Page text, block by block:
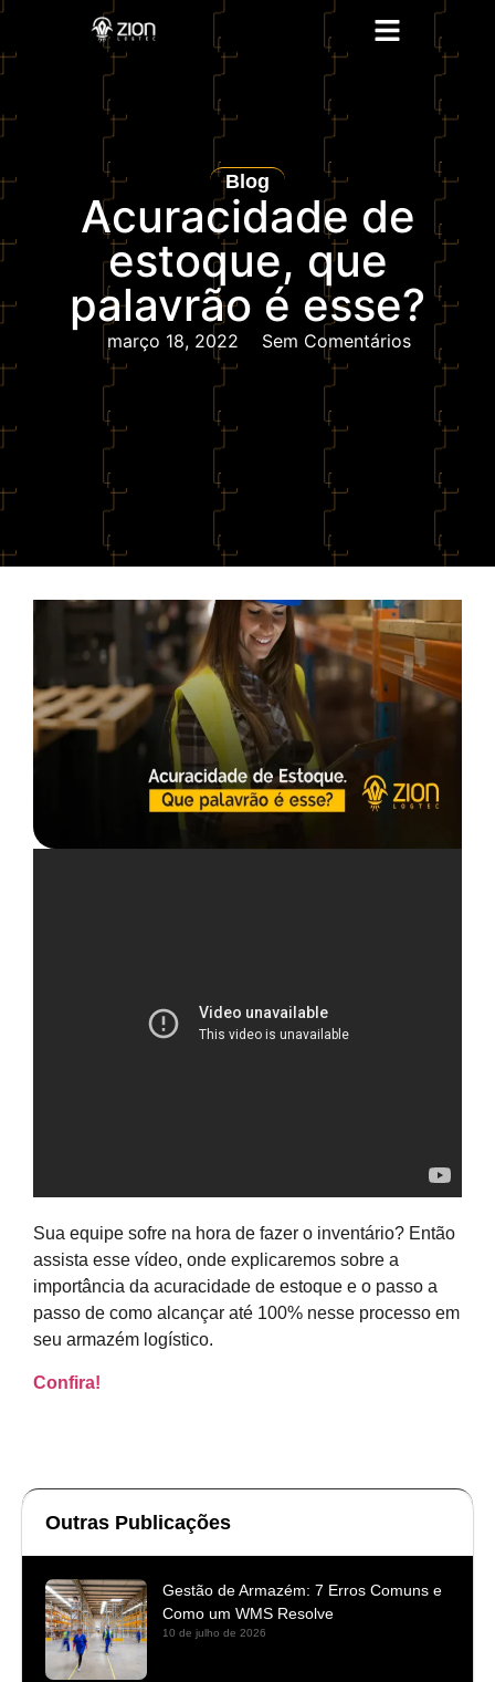
Blog
Acuracidade de
estoque, que
palavrão é esse?
março 18, 2022 Sem Comentários
Sua equipe sofre na hora de fazer o inventário? Então
assista esse vídeo, onde explicaremos sobre a
importância da acuracidade de estoque e o passo a
passo de como alcançar até 100% nesse processo em
seu armazém logístico.
Confira!
Outras Publicações
Gestão de Armazém: 7 Erros Comuns e
Como um WMS Resolve
10 de julho de 2026